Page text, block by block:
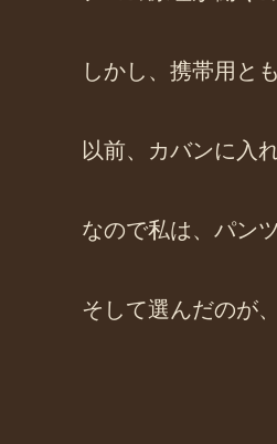
しかし、携帯用と
以前、カバンに入
なので私は、パン
そして選んだのが、